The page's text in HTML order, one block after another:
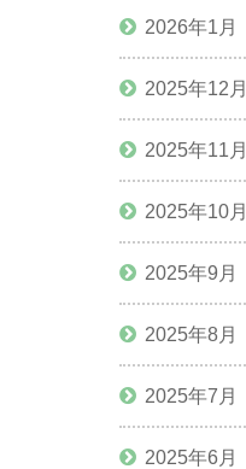
2026年1月
2025年12月
2025年11月
2025年10月
2025年9月
2025年8月
2025年7月
2025年6月